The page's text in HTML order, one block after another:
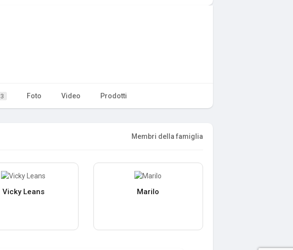
3 Foto Video Prodotti
Membri della famiglia
Vicky Leans Marilo